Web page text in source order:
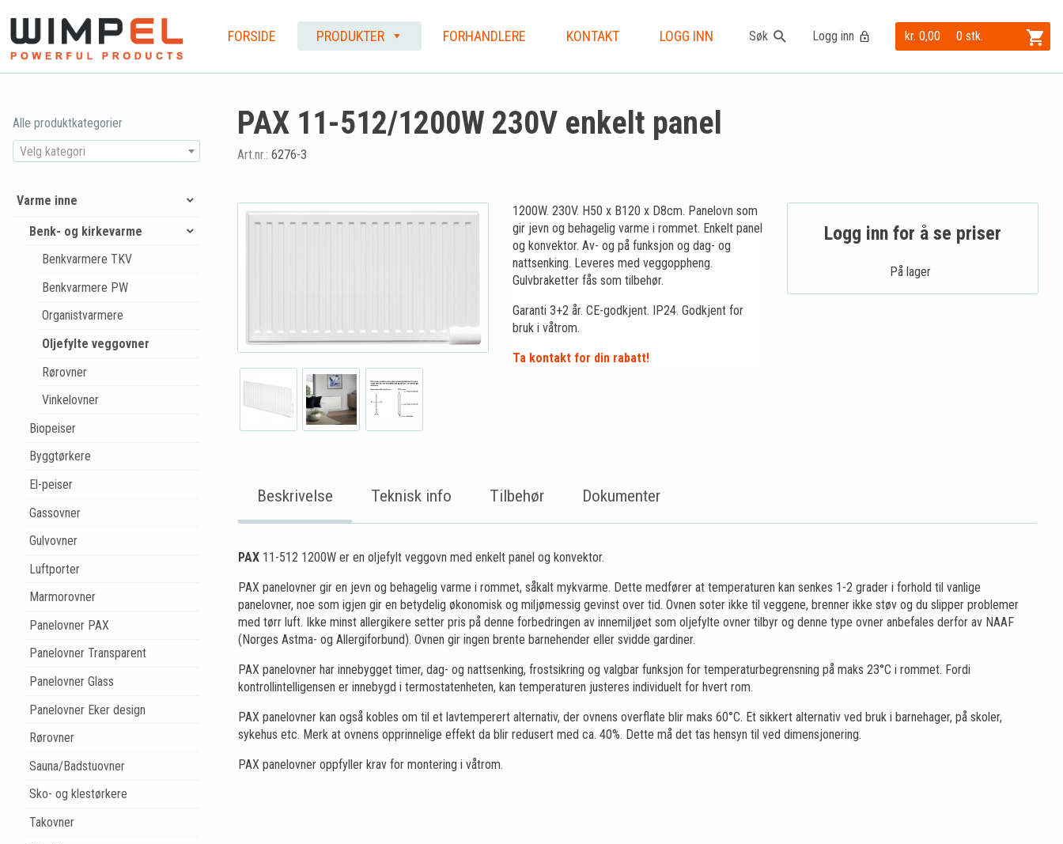
Søk kr. 0,00 0 stk.
FORSIDE PRODUKTER FORHANDLERE KONTAKT LOGG INN Logg inn
PAX 11-512/1200W 230V enkelt panel
Art.nr.: 6276-3
1200W. 230V. H50 x B120 x D8cm. Panelovn som
gir jevn og behagelig varme i rommet. Enkelt panel
og konvektor. Av- og på funksjon og dag- og
nattsenking. Leveres med veggoppheng.
Gulvbraketter fås som tilbehør.
Garanti 3+2 år. CE-godkjent. IP24. Godkjent for
bruk i våtrom.
Ta kontakt for din rabatt!
Logg inn for å se priser
På lager .
Beskrivelse Teknisk info Tilbehør Dokumenter
PAX11-512 1200W er en oljefylt veggovn med enkelt panel og konvektor.
PAX panelovner gir en jevn og behagelig varme i rommet, såkalt mykvarme. Dette medfører at temperaturen kan senkes 1-2 grader i forhold til vanlige
panelovner, noe som igjen gir en betydelig økonomisk og miljømessig gevinst over tid. Ovnen soter ikke til veggene, brenner ikke støv og du slipper problemer
med tørr luft. Ikke minst allergikere setter pris på denne forbedringen av innemiljøet som oljefylte ovner tilbyr og denne type ovner anbefales derfor av NAAF
(Norges Astma- og Allergiforbund). Ovnen gir ingen brente barnehender eller svidde gardiner.
PAX panelovner har innebygget timer, dag- og nattsenking, frostsikring og valgbar funksjon for temperaturbegrensning på maks 23°C i rommet. Fordi
kontrollintelligensen er innebygd i termostatenheten, kan temperaturen justeres individuelt for hvert rom.
PAX panelovner kan også kobles om til et lavtemperert alternativ, der ovnens overflate blir maks 60°C. Et sikkert alternativ ved bruk i barnehager, på skoler,
sykehus etc. Merk at ovnens opprinnelige effekt da blir redusert med ca. 40%. Dette må det tas hensyn til ved dimensjonering.
PAX panelovner oppfyller krav for montering i våtrom.
Alle produktkategorier
Velg kategori
Varme inne
Benk- og kirkevarme
Benkvarmere TKV
Benkvarmere PW
Organistvarmere
Oljefylte veggovner
Rørovner
Vinkelovner
Biopeiser
Byggtørkere
El-peiser
Gassovner
Gulvovner
Luftporter
Marmorovner
Panelovner PAX
Panelovner Transparent
Panelovner Glass
Panelovner Eker design
Rørovner
Sauna/Badstuovner
Sko- og klestørkere
Takovner